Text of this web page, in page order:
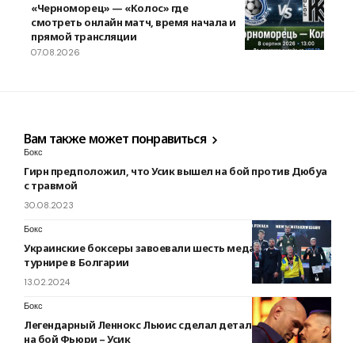
«Черноморец» — «Колос» где
смотреть онлайн матч, время начала и
прямой трансляции
07.08.2026
Вам также может понравиться
Бокс
Гирн предположил, что Усик вышел на бой против Дюбуа
с травмой
30.08.2023
Бокс
Украинские боксеры завоевали шесть медалей на
турнире в Болгарии
13.02.2024
Бокс
Легендарный Леннокс Льюис сделал детальный прогноз
на бой Фьюри – Усик